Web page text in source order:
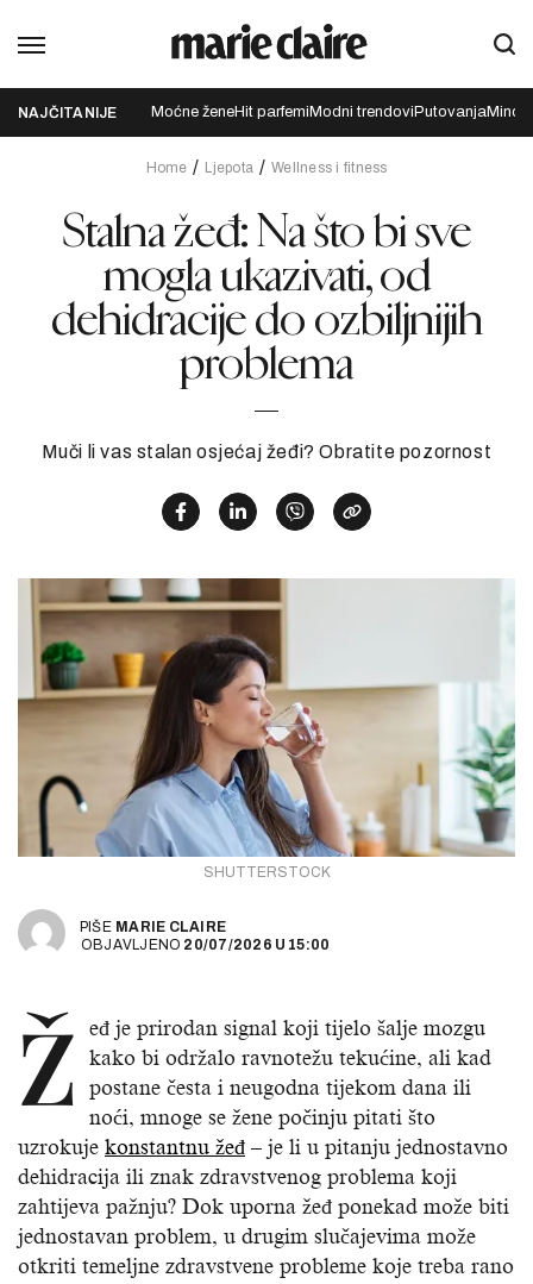
NAJČITANIJE Moćne ženeHit parfemi Modni trendovi Putovanja
Home Ljepota Wellness i fitness
Stalna žeđ: Na što bi sve
mogla ukazivati, od
dehidracije do ozbiljnijih
problema
Muči li vas stalan osjećaj žeđi? Obratite pozornost
SHUTTERSTOCK
PIŠE MARIE CLAIRE
OBJAVLJENO 20/07/2026 U 15:00
Ž
eđ je prirodan signal koji tijelo šalje mozgu
kako bi održalo ravnotežu tekućine, ali kad
postane česta i neugodna tijekom dana ili
noći, mnoge se žene počinju pitati što
uzrokuje konstantnu žeđ – je li u pitanju jednostavno
dehidracija ili znak zdravstvenog problema koji
zahtijeva pažnju? Dok uporna žeđ ponekad može biti
jednostavan problem, u drugim slučajevima može
otkriti temeljne zdravstvene probleme koje treba rano